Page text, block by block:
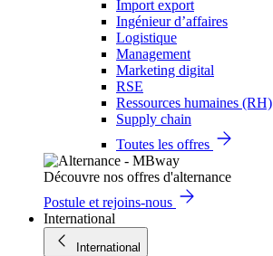
Import export
Ingénieur d’affaires
Logistique
Management
Marketing digital
RSE
Ressources humaines (RH)
Supply chain
Toutes les offres
Découvre nos offres d'alternance
Postule et rejoins-nous
International
International